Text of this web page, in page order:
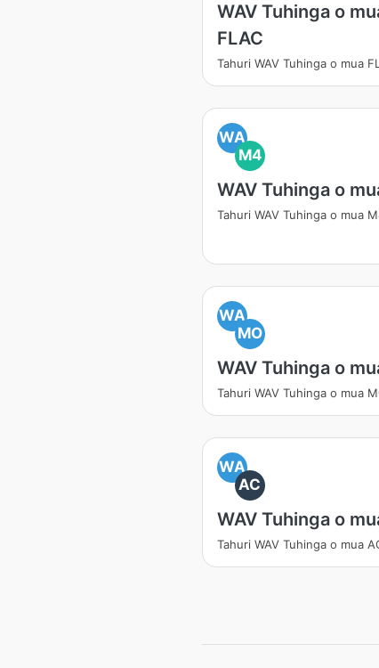
WAV Tuhinga o
FLAC
Tahuri WAV Tuhinga o mua
WA
M4
WAV Tuhinga o
Tahuri WAV Tuhinga o mua
WA
MO
WAV Tuhinga o
Tahuri WAV Tuhinga o mua
WA
AC
WAV Tuhinga o
Tahuri WAV Tuhinga o mua